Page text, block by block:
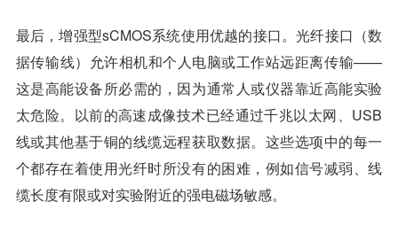
最后，增强型sCMOS系统使用优越的接口。光纤接口（数
据传输线）允许相机和个人电脑或工作站远距离传输——
这是高能设备所必需的，因为通常人或仪器靠近高能实验
太危险。以前的高速成像技术已经通过千兆以太网、USB
线或其他基于铜的线缆远程获取数据。这些选项中的每一
个都存在着使用光纤时所没有的困难，例如信号减弱、线
缆长度有限或对实验附近的强电磁场敏感。